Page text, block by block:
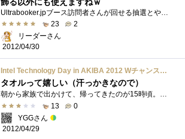
23
2
リーダーさん
2012/04/30
Intel Technology Day in AKIBA 2012 Wチャンスアンケート参加賞 タオル
タオルって嬉しい（汗っかきなので）
朝から家族で出かけて、帰ってきたのが15時頃。いまから行けば16時過ぎには秋葉原に着く。が、今日は久しぶりに朝早くから動いて疲れたしな・�...
13
0
YGGさん
2012/04/29